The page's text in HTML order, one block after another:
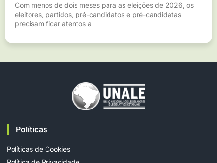
Com menos de dois meses para as eleições de 2026, os
eleitores, partidos, pré-candidatos e pré-candidatas
precisam ficar atentos a
Políticas
Políticas de Cookies